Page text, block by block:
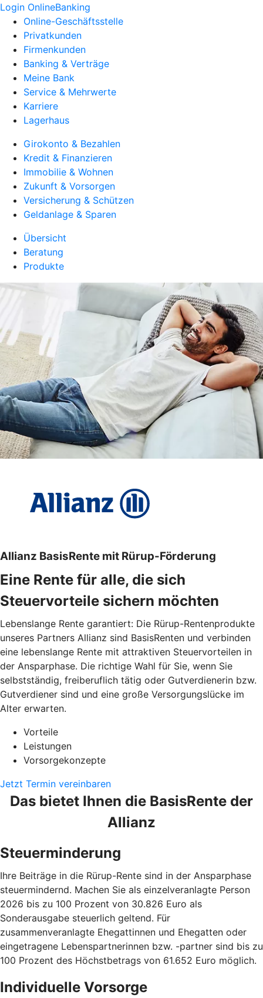
Login OnlineBanking
Online-Geschäftsstelle
Privatkunden
Firmenkunden
Banking & Verträge
Meine Bank
Service & Mehrwerte
Karriere
Lagerhaus
Girokonto & Bezahlen
Kredit & Finanzieren
Immobilie & Wohnen
Zukunft & Vorsorgen
Versicherung & Schützen
Geldanlage & Sparen
Übersicht
Beratung
Produkte
Allianz BasisRente mit Rürup-Förderung
Eine Rente für alle, die sich
Steuervorteile sichern möchten
Lebenslange Rente garantiert: Die Rürup-Rentenprodukte
unseres Partners Allianz sind BasisRenten und verbinden
eine lebenslange Rente mit attraktiven Steuervorteilen in
der Ansparphase. Die richtige Wahl für Sie, wenn Sie
selbstständig, freiberuflich tätig oder Gutverdienerin bzw.
Gutverdiener sind und eine große Versorgungslücke im
Alter erwarten.
Vorteile
Leistungen
Vorsorgekonzepte
Jetzt Termin vereinbaren
Das bietet Ihnen die BasisRente der
Allianz
Steuerminderung
Ihre Beiträge in die Rürup-Rente sind in der Ansparphase
steuermindernd. Machen Sie als einzelveranlagte Person
2026 bis zu 100 Prozent von 30.826 Euro als
Sonderausgabe steuerlich geltend. Für
zusammenveranlagte Ehegattinnen und Ehegatten oder
eingetragene Lebenspartnerinnen bzw. -partner sind bis zu
100 Prozent des Höchstbetrags von 61.652 Euro möglich.
Individuelle Vorsorge